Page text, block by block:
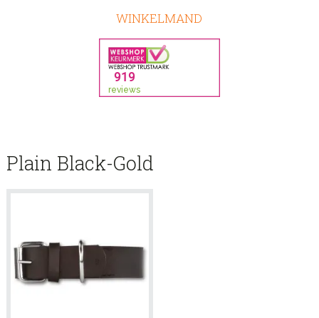
WINKELMAND
Plain Black-Gold